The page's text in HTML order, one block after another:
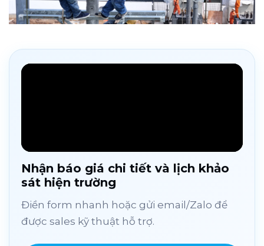
Nhận báo giá chi tiết và lịch khảo
sát hiện trường
Điền form nhanh hoặc gửi email/Zalo để
được sales kỹ thuật hỗ trợ.